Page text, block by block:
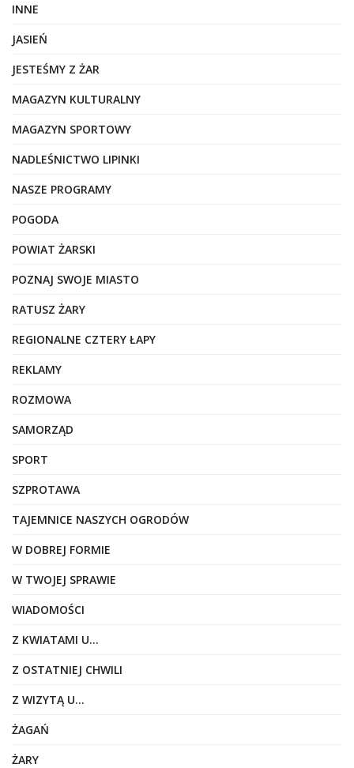
INNE
JASIEŃ
JESTEŚMY Z ŻAR
MAGAZYN KULTURALNY
MAGAZYN SPORTOWY
NADLEŚNICTWO LIPINKI
NASZE PROGRAMY
POGODA
POWIAT ŻARSKI
POZNAJ SWOJE MIASTO
RATUSZ ŻARY
REGIONALNE CZTERY ŁAPY
REKLAMY
ROZMOWA
SAMORZĄD
SPORT
SZPROTAWA
TAJEMNICE NASZYCH OGRODÓW
W DOBREJ FORMIE
W TWOJEJ SPRAWIE
WIADOMOŚCI
Z KWIATAMI U…
Z OSTATNIEJ CHWILI
Z WIZYTĄ U…
ŻAGAŃ
ŻARY